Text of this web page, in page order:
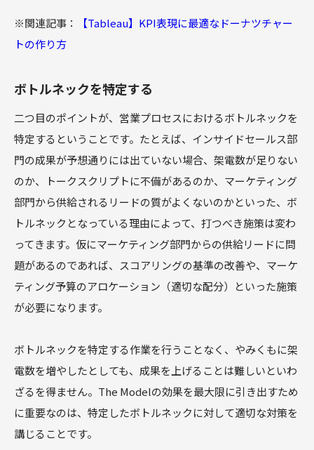
※関連記事：
【Tableau】KPI表現に最適なドーナツチャー
トの作り方
ボトルネックを特定する
二つ目のポイントが、営業プロセスにおけるボトルネックを
特定するということです。たとえば、インサイドセールス部
門の成果が予想通りには出ていない場合、架電数が足りない
のか、トークスクリプトに不備があるのか、マーケティング
部門から供給されるリードの質がよくないのかといった、ボ
トルネックとなっている理由によって、打つべき施策は変わ
ってきます。仮にマーケティング部門からの供給リードに問
題があるのであれば、スコアリングの基準の改善や、マーケ
ティング予算のアロケーション（適切な配分）といった施策
が必要になります。
ボトルネックを特定する作業を行うことなく、やみくもに架
電数を増やしたとしても、成果を上げることは難しいといわ
ざるを得ません。The Modelの効果を最大限に引き出すため
に重要なのは、特定したボトルネックに対して適切な対策を
講じることです。